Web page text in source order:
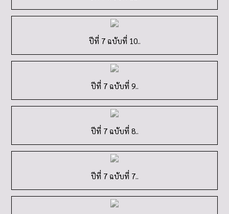
ปีที่ 7 ฉบับที่ 9..
ปีที่ 7 ฉบับที่ 8..
ปีที่ 7 ฉบับที่ 7..
อบรมนักเรียนใหม่ ปีการศึกษา 2567..
การปฐมนิเทศนักเรียนและประชุมผู้ปกครองนักเรียน ปีการศึกษา
2567..